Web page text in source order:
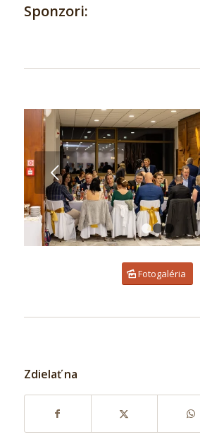
Sponzori:
Ďalej
Fotogaléria
Zdielať na